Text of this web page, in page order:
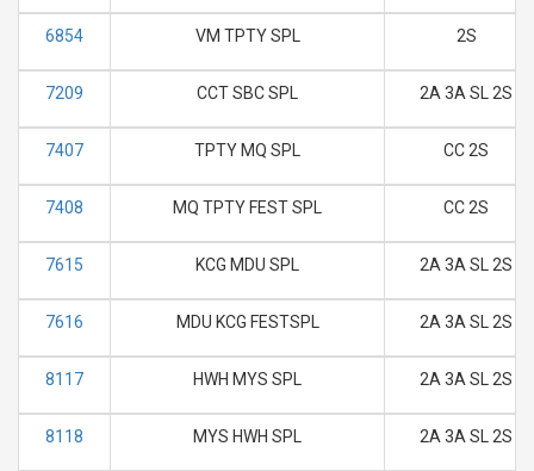
6854 VM TPTY SPL 2S
7209 CCT SBC SPL 2A 3A SL 2S
7407 TPTY MQ SPL CC 2S
7408 MQ TPTY FEST SPL CC 2S
7615 KCG MDU SPL 2A 3A SL 2S
7616 MDU KCG FESTSPL 2A 3A SL 2S
8117 HWH MYS SPL 2A 3A SL 2S
8118 MYS HWH SPL 2A 3A SL 2S